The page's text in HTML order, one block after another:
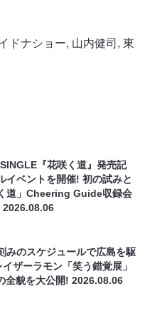
ドナショー, 山内健司 , 東
『花咲く道』発売記
イベントを開催! 初の試みと
道」Cheering Guide収録会
2026.08.06
みのスケジュールで広島を駆
ザーラモン「笑う錯覚展」
全貌を大公開!2026.08.06